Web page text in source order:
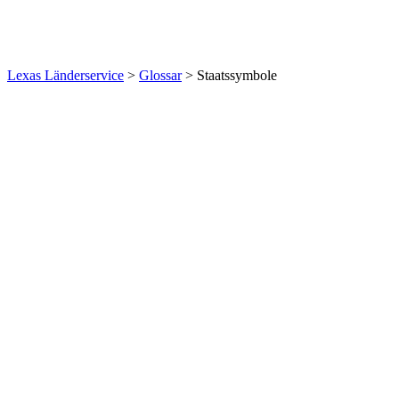
Lexas Länderservice > Glossar> Staatssymbole